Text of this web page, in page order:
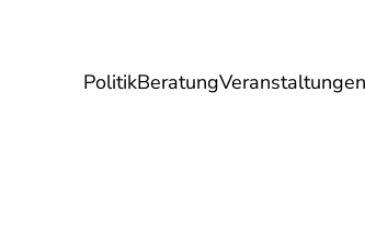
PolitikBeratungVeranstaltungen
Digitales Energie &